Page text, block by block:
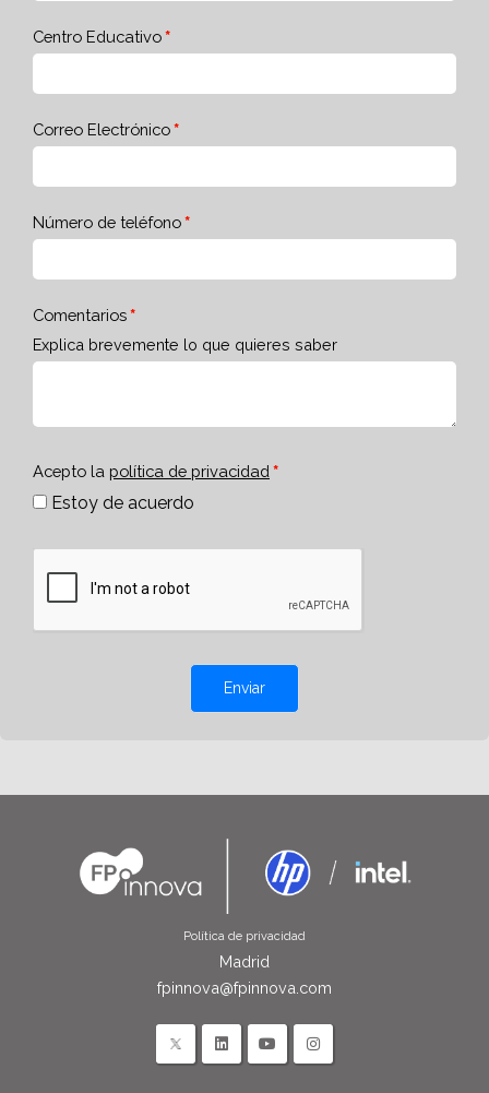
Centro Educativo
Correo Electrónico
Número de teléfono
Comentarios
Explica brevemente lo que quieres saber
Acepto la política de privacidad
Estoy de acuerdo
Enviar
Política de privacidad
Madrid
fpinnova@fpinnova.com